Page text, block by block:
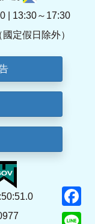
| 13:30～17:30
定假日除外）